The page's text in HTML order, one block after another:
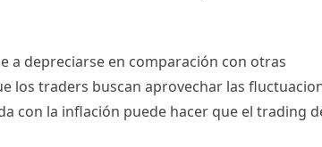
a depreciarse en comparación con otras
los traders buscan aprovechar las
con la inflación puede hacer que el trading